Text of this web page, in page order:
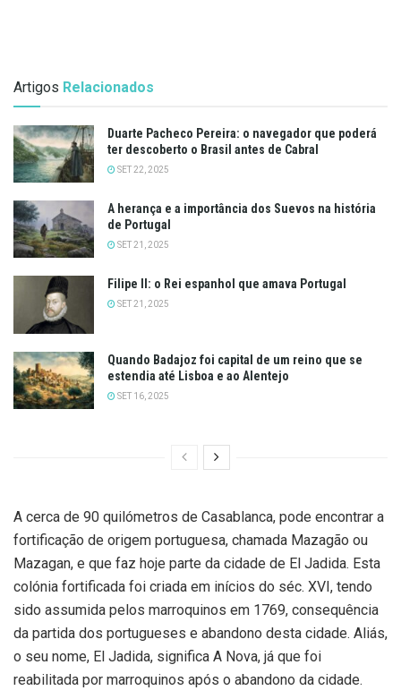
Artigos Relacionados
Duarte Pacheco Pereira: o navegador que poderá
ter descoberto o Brasil antes de Cabral
SET 22, 2025
A herança e a importância dos Suevos na história
de Portugal
SET 21, 2025
Filipe II: o Rei espanhol que amava Portugal
SET 21, 2025
Quando Badajoz foi capital de um reino que se
estendia até Lisboa e ao Alentejo
SET 16, 2025
A cerca de 90 quilómetros de Casablanca, pode encontrar a
fortificação de origem portuguesa, chamada Mazagão ou
Mazagan, e que faz hoje parte da cidade de El Jadida. Esta
colónia fortificada foi criada em inícios do séc. XVI, tendo
sido assumida pelos marroquinos em 1769, consequência
da partida dos portugueses e abandono desta cidade. Aliás,
o seu nome, El Jadida, significa A Nova, já que foi
reabilitada por marroquinos após o abandono da cidade.